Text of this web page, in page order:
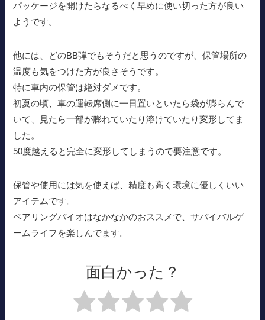
パッケージを開けたらなるべく早めに使い切った方が良い
ようです。
他には、どのBB弾でもそうだと思うのですが、保管場所の
温度も気をつけた方が良さそうです。
特に車内の保管は絶対ダメです。
初夏の頃、車の運転席側に一日置いといたら袋が膨らんで
いて、見たら一部が膨れていたり溶けていたり変形してま
した。
50度越えると完全に変形してしまうので要注意です。
保管や使用には気を使えば、精度も高く環境に優しくいい
アイテムです。
ベアリングバイオはなかなかのおススメで、サバイバルゲ
ームライフを楽しんでます。
面白かった？